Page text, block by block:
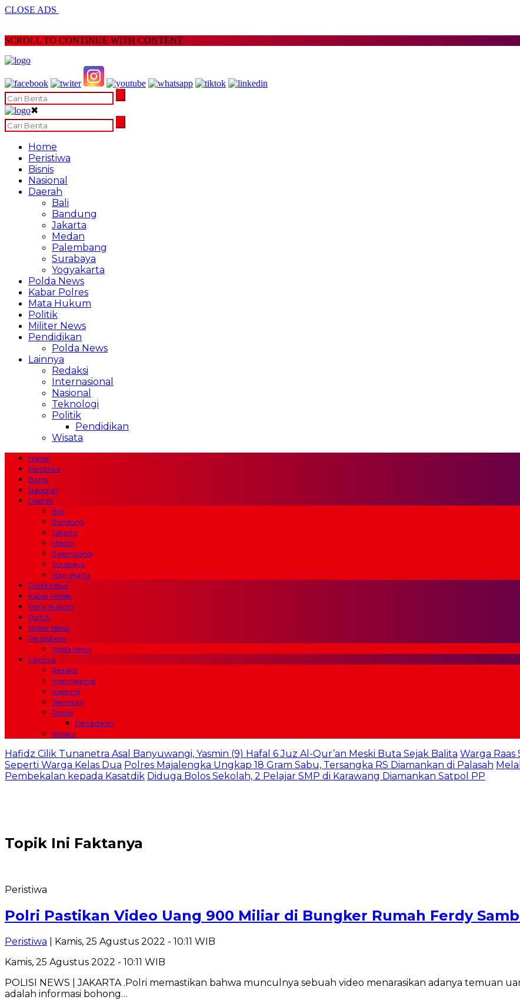
CLOSE ADS
SCROLL TO CONTINUE WITH CONTENT
✖
Home
Peristiwa
Bisnis
Nasional
Daerah
Bali
Bandung
Jakarta
Medan
Palembang
Surabaya
Yogyakarta
Polda News
Kabar Polres
Mata Hukum
Politik
Militer News
Pendidikan
Polda News
Lainnya
Redaksi
Internasional
Nasional
Teknologi
Politik
Pendidikan
Wisata
Home
Peristiwa
Bisnis
Nasional
Daerah
Bali
Bandung
Jakarta
Medan
Palembang
Surabaya
Yogyakarta
Polda News
Kabar Polres
Mata Hukum
Politik
Militer News
Pendidikan
Polda News
Lainnya
Redaksi
Internasional
Nasional
Teknologi
Politik
Pendidikan
Wisata
Hafidz Cilik Tunanetra Asal Banyuwangi, Yasmin (9) Hafal 6 Juz Al-Qur’an Meski Buta Sejak Balita Warga
Seperti Warga Kelas Dua Polres Majalengka Ungkap 18 Gram Sabu, Tersangka RS Diamankan di Palasah
Pembekalan kepada Kasatdik Diduga Bolos Sekolah, 2 Pelajar SMP di Karawang Diamankan Satpol PP
Topik Ini Faktanya
Peristiwa
Polri Pastikan Video Uang 900 Miliar di Bungker Rumah Ferdy
Peristiwa | Kamis, 25 Agustus 2022 - 10:11 WIB
Kamis, 25 Agustus 2022 - 10:11 WIB
POLISI NEWS | JAKARTA .Polri memastikan bahwa munculnya sebuah video menarasikan adanya temuan
adalah informasi bohong…